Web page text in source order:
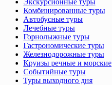
Комбинированные туры
Автобусные туры
Лечебные туры
Горнолыжные туры
Гастрономические туры
Железнодорожные туры
Круизы речные и морские
Событийные туры
Туры выходного дня